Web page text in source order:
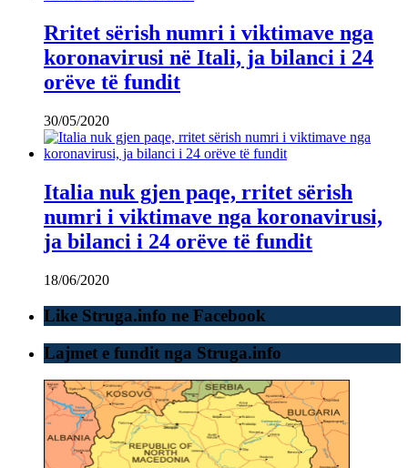
Rritet sërish numri i viktimave nga
koronavirusi në Itali, ja bilanci i 24
orëve të fundit
30/05/2020
Italia nuk gjen paqe, rritet sërish
numri i viktimave nga koronavirusi,
ja bilanci i 24 orëve të fundit
18/06/2020
Like Struga.info ne Facebook
Lajmet e fundit nga Struga.info